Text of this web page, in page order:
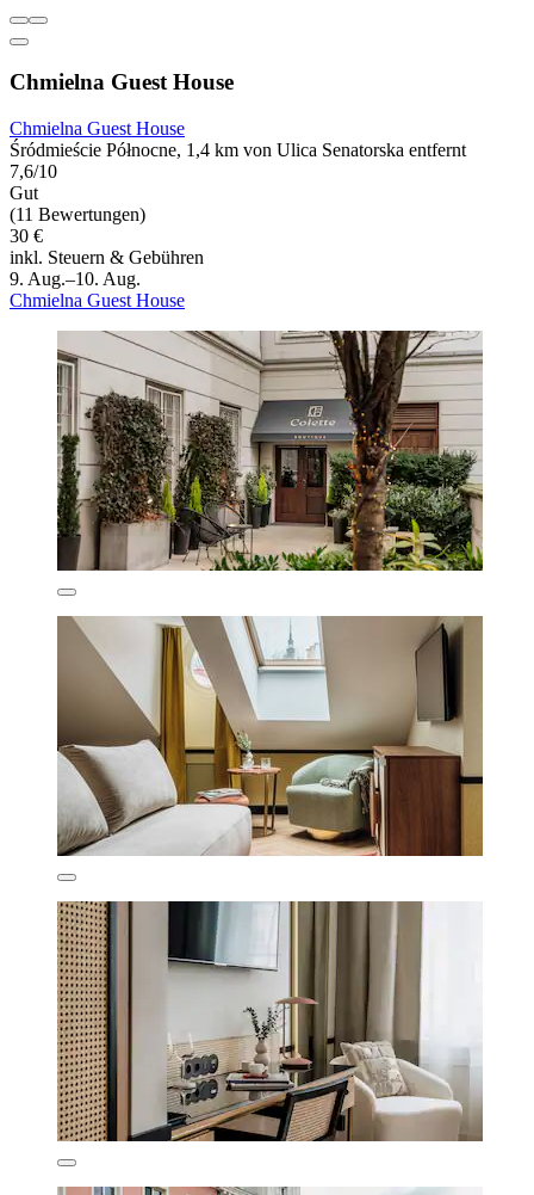
Chmielna Guest House
Chmielna Guest House
Śródmieście Północne, 1,4 km von Ulica Senatorska entfernt
7,6/10
Gut
(11 Bewertungen)
30 €
inkl. Steuern & Gebühren
9. Aug.–10. Aug.
Chmielna Guest House